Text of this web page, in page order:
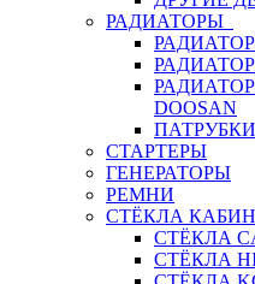
РАДИАТОРЫ
DOOSAN
СТАРТЕРЫ
ГЕНЕРАТОРЫ
РЕМНИ
СТЁКЛА
СТЁКЛА
СТЁКЛА